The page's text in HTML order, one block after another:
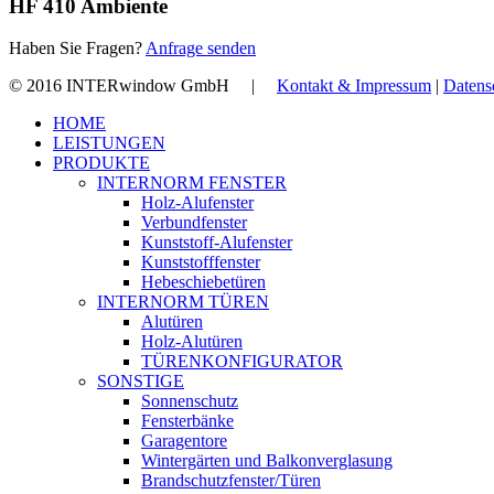
HF 410 Ambiente
Haben Sie Fragen? Anfrage senden
© 2016 INTERwindow GmbH | Kontakt & Impressum |
Close
Menu
HOME
LEISTUNGEN
PRODUKTE
INTERNORM FENSTER
Holz-Alufenster
Verbundfenster
Kunststoff-Alufenster
Kunststofffenster
Hebeschiebetüren
INTERNORM TÜREN
Alutüren
Holz-Alutüren
TÜRENKONFIGURATOR
SONSTIGE
Sonnenschutz
Fensterbänke
Garagentore
Wintergärten und Balkonverglasung
Brandschutzfenster/Türen